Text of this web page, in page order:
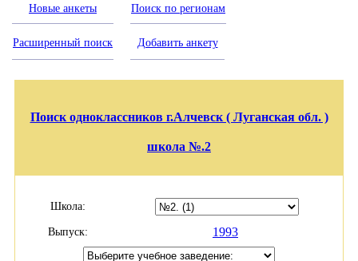
Новые анкеты Поиск по регионам
Расширенный поиск Добавить анкету
Поиск одноклассников г.Алчевск ( Луганская обл. )
школа №.2
Школа:
Выпуск: 1993